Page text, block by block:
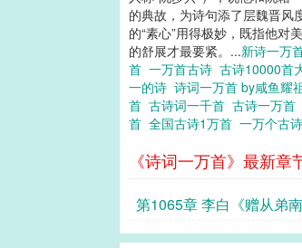
的典故，为诗句添了层魏晋风
的“素心”用得极妙，既指他
的舒展才最要紧。...新诗一万
首 一万首古诗 古诗10000首
一的诗 诗词一万首 by咸鱼耀
首 古诗词一千首 古诗一万首
首 全国古诗1万首 一万个古诗
《诗词一万首》最新章
第1065章 李白《赠从弟
遥·其二》